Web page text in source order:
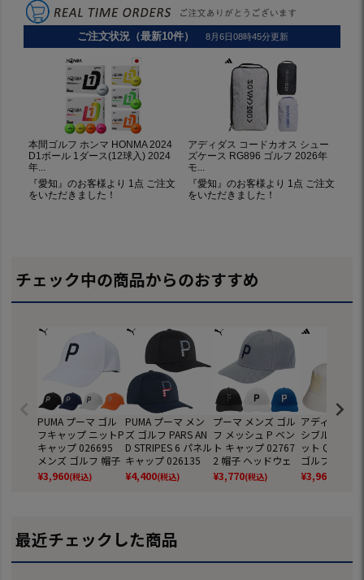
チェック中の商品からのおすすめ
PUMA プーマ ゴル
フキャップ ニットP
キャップ 026695
メンズ ゴルフ 帽子
2025春夏モデル 日
本正規品
¥3,960(税込)
PUMA プーマ メン
ズ ゴルフ PARS AN
D STRIPES 6 パネル
キャップ 026135
ゴルフキャップ 帽
子 2025春夏モデル
¥4,400(税込)
プーマ メンズ ゴル
フ メッシュ P ベン
ト キャップ 02767
2 帽子 ヘッドウェ
ア 2026春夏モデル
PUMA 日本正規品
¥3,770(税込)
アディダス リ
シブル バケ
ット QB372
ゴルフキャッ
子 2026春夏
adidas 日本
¥3,960
最近チェックした商品